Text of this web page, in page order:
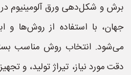
برش و شکل‌دهی ورق آلومینیوم در
جهان، با استفاده از روش‌ها و
می‌شود. انتخاب روش مناسب
دقت مورد نیاز، تیراژ تولید، و